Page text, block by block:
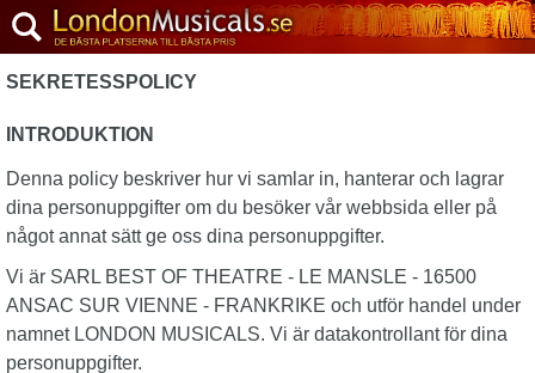
SEKRETESSPOLICY
INTRODUKTION
Denna policy beskriver hur vi samlar in, hanterar och lagrar
dina personuppgifter om du besöker vår webbsida eller på
något annat sätt ge oss dina personuppgifter.
Vi är SARL BEST OF THEATRE - LE MANSLE - 16500
ANSAC SUR VIENNE - FRANKRIKE och utför handel under
namnet LONDON MUSICALS. Vi är datakontrollant för dina
personuppgifter.